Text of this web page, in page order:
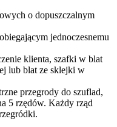
o dopuszczalnym
jednoczesnemu
klienta, szafki w blat
lub blat ze sklejki w
przegrody do szuflad,
5 rzędów. Każdy rząd